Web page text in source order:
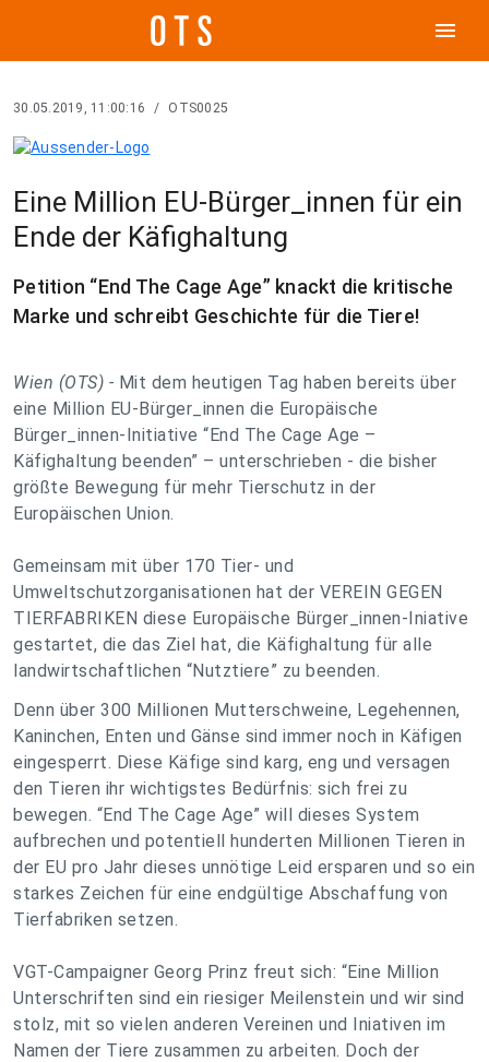
menu
30.05.2019, 11:00:16 / OTS0025
Eine Million EU-Bürger_innen für ein
Ende der Käfighaltung
Petition “End The Cage Age” knackt die kritische
Marke und schreibt Geschichte für die Tiere!
Wien (OTS) - Mit dem heutigen Tag haben bereits über
eine Million EU-Bürger_innen die Europäische
Bürger_innen-Initiative “End The Cage Age –
Käfighaltung beenden” – unterschrieben - die bisher
größte Bewegung für mehr Tierschutz in der
Europäischen Union.
Gemeinsam mit über 170 Tier- und
Umweltschutzorganisationen hat der VEREIN GEGEN
TIERFABRIKEN diese Europäische Bürger_innen-Iniative
gestartet, die das Ziel hat, die Käfighaltung für alle
landwirtschaftlichen “Nutztiere” zu beenden.
Denn über 300 Millionen Mutterschweine, Legehennen,
Kaninchen, Enten und Gänse sind immer noch in Käfigen
eingesperrt. Diese Käfige sind karg, eng und versagen
den Tieren ihr wichtigstes Bedürfnis: sich frei zu
bewegen. “End The Cage Age” will dieses System
aufbrechen und potentiell hunderten Millionen Tieren in
der EU pro Jahr dieses unnötige Leid ersparen und so ein
starkes Zeichen für eine endgültige Abschaffung von
Tierfabriken setzen.
VGT-Campaigner Georg Prinz freut sich: “Eine Million
Unterschriften sind ein riesiger Meilenstein und wir sind
stolz, mit so vielen anderen Vereinen und Iniativen im
Namen der Tiere zusammen zu arbeiten. Doch der